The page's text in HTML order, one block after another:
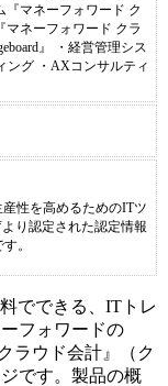
『マネーフォワード ク
マネーフォワード クラ
』 ・経営管理シス
ング ・AXコンサルティ
性を高めるためのITツ
り認定された認定情報
。
でできる、ITトレ
フォワードの
ラウド会計 』（ ク
です。製品の概